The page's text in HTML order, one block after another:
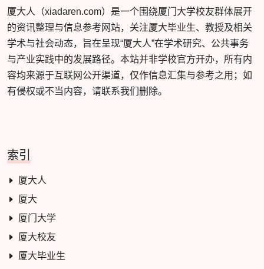
厦大人（xiadaren.com）是一个围绕厦门大学校友群体展开
的资讯整理与信息参考网站，关注厦大毕业生、教授及相关
学术与社会动态，旨在呈现“厦大人”在学术研究、公共事务
与产业实践中的发展路径。本站并非学校官方开办，所有内
容均来源于互联网公开渠道，仅作信息汇集与参考之用；如
有侵权或不当内容，请联系我们删除。
索引
厦大人
厦大
厦门大学
厦大校友
厦大毕业生